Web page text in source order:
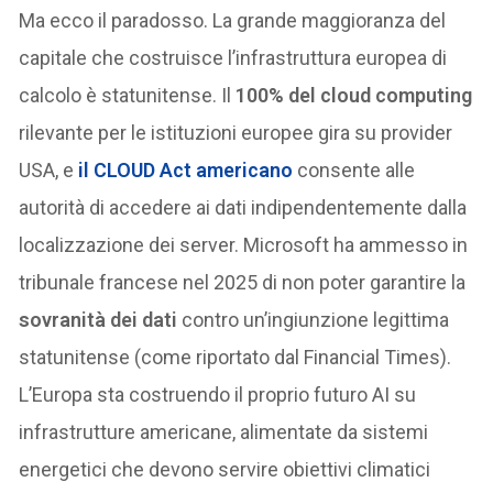
Ma ecco il paradosso. La grande maggioranza del
capitale che costruisce l’infrastruttura europea di
calcolo è statunitense. Il 100% del cloud computing
rilevante per le istituzioni europee gira su provider
USA, e il CLOUD Act americano consente alle
autorità di accedere ai dati indipendentemente dalla
localizzazione dei server. Microsoft ha ammesso in
tribunale francese nel 2025 di non poter garantire la
sovranità dei dati contro un’ingiunzione legittima
statunitense (come riportato dal Financial Times).
L’Europa sta costruendo il proprio futuro AI su
infrastrutture americane, alimentate da sistemi
energetici che devono servire obiettivi climatici